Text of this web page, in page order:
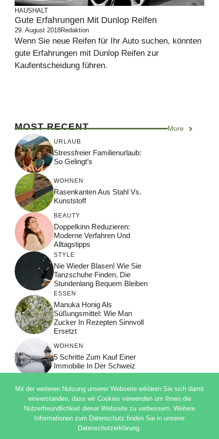
HAUSHALT
Gute Erfahrungen Mit Dunlop Reifen
29. August 2018Redaktion
Wenn Sie neue Reifen für Ihr Auto suchen, könnten
gute Erfahrungen mit Dunlop Reifen zur
Kaufentscheidung führen.
MOST RECENT More
URLAUB
Stressfreier Familienurlaub:
So Gelingt’s
WOHNEN
Rasenkanten Aus Stahl Vs.
Kunststoff
BEAUTY
Doppelkinn Reduzieren:
Moderne Verfahren Und
Alltagstipps
STYLE
Nie Wieder Blasen! Wie Sie
Tanzschuhe Finden, Die
Stundenlang Bequem Bleiben
ESSEN
Manuka Honig Als
Süßungsmittel: Wie Man
Zucker In Rezepten Sinnvoll
Ersetzt
WOHNEN
5 Schritte Zum Kauf Einer
Immobilie In Der Schweiz
© 2026 ADSIMPLE
DATENSCHUTZERKLÄRUNG
Mit der weiteren Nutzung unserer Webseite erklären Sie sich damit
einverstanden, dass wir Cookies verwenden um Ihnen die
Nutzerfreundlichkeit dieser Webseite zu verbessern. Weitere
Informationen zum Datenschutz finden Sie in unserer
Datenschutzerklärung.